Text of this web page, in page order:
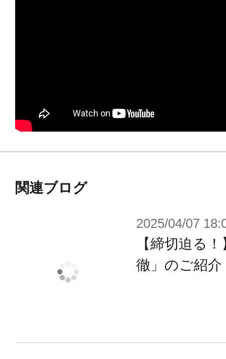
関連ブログ
2025/04/07
【締切迫る
徹」のご紹介